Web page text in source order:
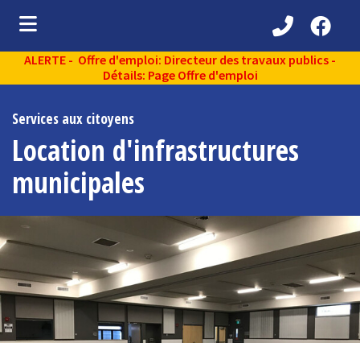
(Découvrir )
(Services aux citoyens )
(Partenaires )
(Loisirs et vie communautaire )
(Environnement )
ALERTE - Offre d'emploi: Directeur des travaux publics -
Détails: Page Offre d'emploi
Services aux citoyens
Location d'infrastructures
municipales